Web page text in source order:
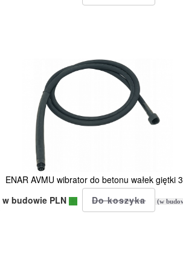
ENAR AVMU wibrator do betonu wałek giętki
w budowie PLN
(w